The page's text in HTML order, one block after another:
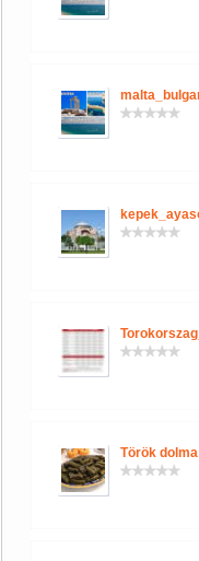
Török dolma